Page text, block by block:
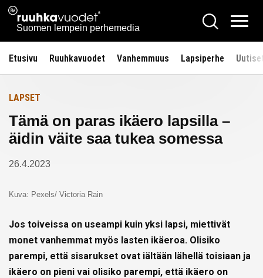
Siirry
sisältöön
Ruuhkavuodet.fi
Suomen lempein perhemedia
Hae
Etusivu Ruuhkavuodet Vanhemmuus Lapsiperhe
Etusivulle
LAPSET
Tämä on paras ikäero lapsilla –
äidin väite saa tukea somessa
26.4.2023
Kuva: Pexels/ Victoria Rain
Jos toiveissa on useampi kuin yksi lapsi, miettivät
monet vanhemmat myös lasten ikäeroa. Olisiko
parempi, että sisarukset ovat iältään lähellä toisiaan ja
ikäero on pieni vai olisiko parempi, että ikäero on